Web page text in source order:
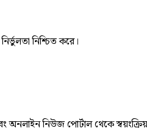
নিশ্চিত করে।
অনলাইন নিউজ পোর্টাল থেকে